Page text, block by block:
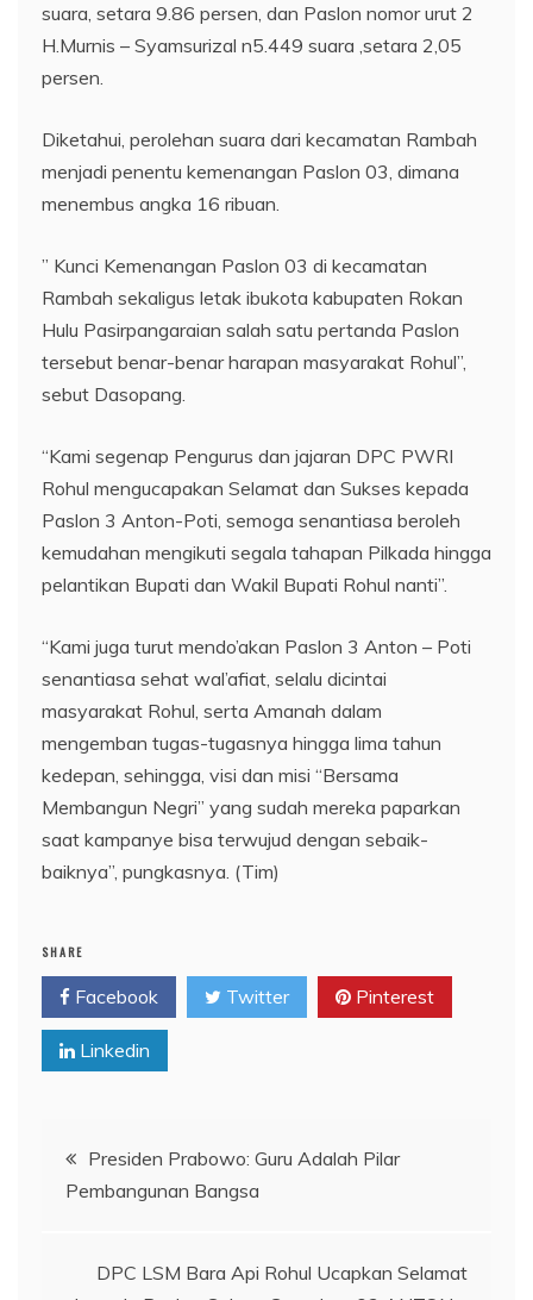
suara, setara 9.86 persen, dan Paslon nomor urut 2
H.Murnis – Syamsurizal n5.449 suara ,setara 2,05
persen.
Diketahui, perolehan suara dari kecamatan Rambah
menjadi penentu kemenangan Paslon 03, dimana
menembus angka 16 ribuan.
” Kunci Kemenangan Paslon 03 di kecamatan
Rambah sekaligus letak ibukota kabupaten Rokan
Hulu Pasirpangaraian salah satu pertanda Paslon
tersebut benar-benar harapan masyarakat Rohul”,
sebut Dasopang.
“Kami segenap Pengurus dan jajaran DPC PWRI
Rohul mengucapakan Selamat dan Sukses kepada
Paslon 3 Anton-Poti, semoga senantiasa beroleh
kemudahan mengikuti segala tahapan Pilkada hingga
pelantikan Bupati dan Wakil Bupati Rohul nanti”.
“Kami juga turut mendo’akan Paslon 3 Anton – Poti
senantiasa sehat wal’afiat, selalu dicintai
masyarakat Rohul, serta Amanah dalam
mengemban tugas-tugasnya hingga lima tahun
kedepan, sehingga, visi dan misi “Bersama
Membangun Negri” yang sudah mereka paparkan
saat kampanye bisa terwujud dengan sebaik-
baiknya”, pungkasnya. (Tim)
SHARE
Facebook Twitter Pinterest
Linkedin
Navigasi
pos
Presiden Prabowo: Guru Adalah Pilar
Pembangunan Bangsa
DPC LSM Bara Api Rohul Ucapkan Selamat